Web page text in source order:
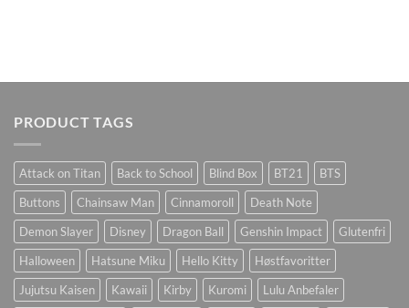
PRODUCT TAGS
Attack on Titan Back to School Blind Box BT21
BTS
Buttons
Chainsaw Man Cinnamoroll
Death Note
Demon Slayer
Disney Dragon Ball Genshin Impact
Glutenfri
Halloween
Hatsune Miku Hello Kitty
Høstfavoritter
Jujutsu Kaisen
Kawaii Kirby Kuromi
Lulu Anbefaler